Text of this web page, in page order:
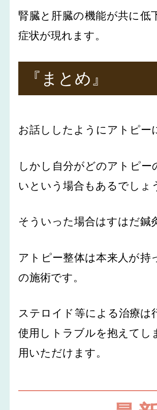
腎臓と肝臓の機能が共に低
症状が現れます。
『まとめ』
お話ししたようにアトピー
しかし自分がどのアトピ
いという場合もあるでしょ
そういった場合はすはだ鍼
アトピー整体は本来人が
の施術です。
ステロイド等による治療
使用しトラブルを抱えてし
用いただけます。